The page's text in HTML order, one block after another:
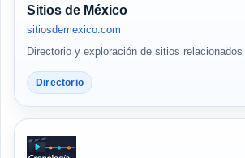
Sitios de México
sitiosdemexico.com
Directorio y exploración de sitios
Directorio